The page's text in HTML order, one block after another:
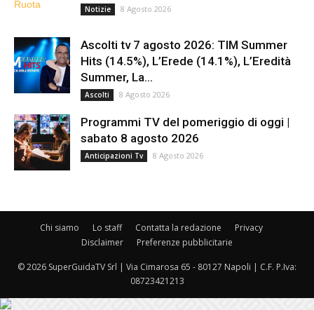
Notizie 8 Agosto 2026
Ascolti tv 7 agosto 2026: TIM Summer
Hits (14.5%), L’Erede (14.1%), L’Eredità
Summer, La...
Ascolti 8 Agosto 2026
Programmi TV del pomeriggio di oggi |
sabato 8 agosto 2026
Anticipazioni Tv 8 Agosto 2026
Chi siamo Lo staff Contatta la redazione
Privacy
Disclaimer
Preferenze pubblicitarie
© 2026 SuperGuidaTV Srl | Via Cimarosa 65 - 80127 Napoli | C.F. P.Iva:
08723421213